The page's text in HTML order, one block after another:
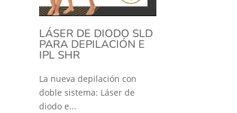
LÁSER DE DIODO SLD
PARA DEPILACIÓN E
IPL SHR
La nueva depilación con
doble sistema: Láser de
diodo e...